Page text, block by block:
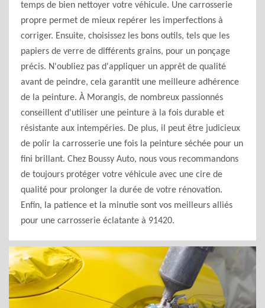
temps de bien nettoyer votre véhicule. Une carrosserie
propre permet de mieux repérer les imperfections à
corriger. Ensuite, choisissez les bons outils, tels que les
papiers de verre de différents grains, pour un ponçage
précis. N'oubliez pas d'appliquer un apprêt de qualité
avant de peindre, cela garantit une meilleure adhérence
de la peinture. À Morangis, de nombreux passionnés
conseillent d'utiliser une peinture à la fois durable et
résistante aux intempéries. De plus, il peut être judicieux
de polir la carrosserie une fois la peinture séchée pour un
fini brillant. Chez Boussy Auto, nous vous recommandons
de toujours protéger votre véhicule avec une cire de
qualité pour prolonger la durée de votre rénovation.
Enfin, la patience et la minutie sont vos meilleurs alliés
pour une carrosserie éclatante à 91420.